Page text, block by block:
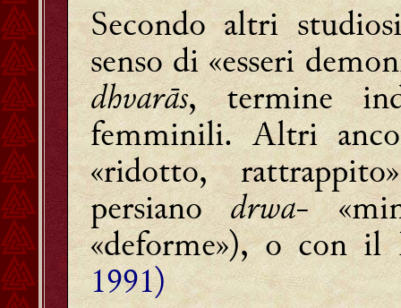
Secondo altri
senso di «esseri
dhvarās, termine
femminili. Altri
«ridotto,
persianodrwa-
«deforme»), o con
1991)